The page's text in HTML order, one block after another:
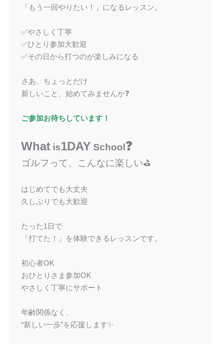
「もう一回やりたい！」になるレッスン。
✅やさしく丁寧
✅ひとり参加大歓迎
✅その日から打つのが楽しみになる
さあ、ちょっとだけ
新しいこと、始めてみませんか❓
ご参加お待ちしています！
Whatis1DAY School ❓
ゴルフって、こんなに楽しい⛳️
はじめてでも大丈夫
久しぶりでも大歓迎
たった1日で
「打てた！」を体験できるレッスンです。
初心者OK
おひとりさま参加OK
やさしく丁寧にサポート
年齢関係なく、
“新しい一歩”を応援します✨